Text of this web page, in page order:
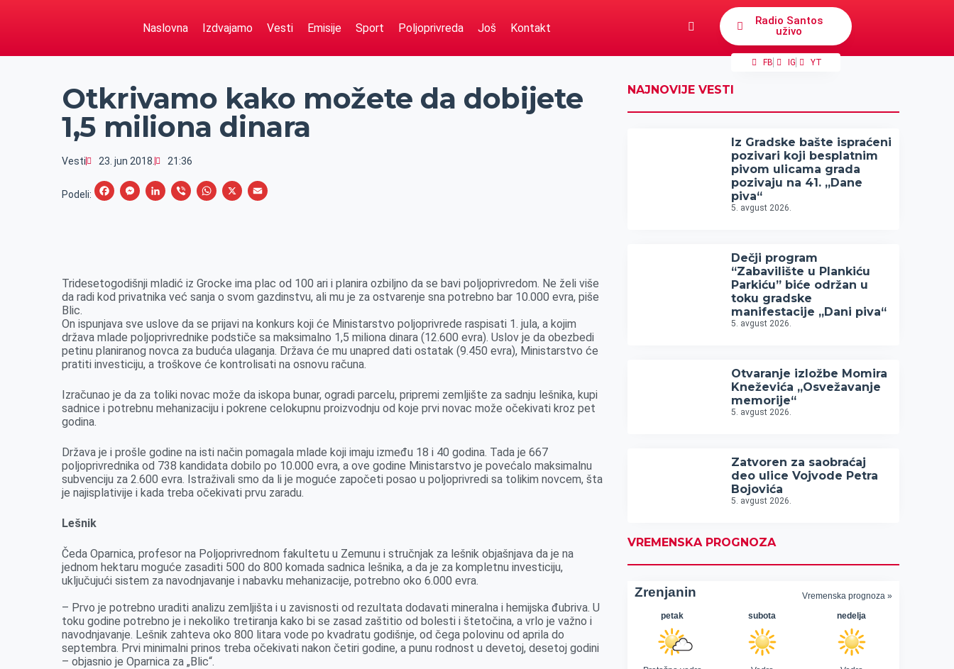
Naslovna Izdvajamo Vesti Emisije Sport Poljoprivreda Još Kontakt
Radio Santos
uživo
FB IG YT
Otkrivamo kako možete da dobijete
1,5 miliona dinara
Vesti 23. jun 2018. 21:36
Podeli:
F
o
k
M
n
e
r
L
d
n
V
W
A
p
X
Tridesetogodišnji mladić iz Grocke ima plac od 100 ari i planira ozbiljno da se bavi poljoprivredom. Ne želi više
da radi kod privatnika već sanja o svom gazdinstvu, ali mu je za ostvarenje sna potrebno bar 10.000 evra, piše
Blic.
On ispunjava sve uslove da se prijavi na konkurs koji će Ministarstvo poljoprivrede raspisati 1. jula, a kojim
država mlade poljoprivrednike podstiče sa maksimalno 1,5 miliona dinara (12.600 evra). Uslov je da obezbedi
petinu planiranog novca za buduća ulaganja. Država će mu unapred dati ostatak (9.450 evra), Ministarstvo će
pratiti investiciju, a troškove će kontrolisati na osnovu računa.
Izračunao je da za toliki novac može da iskopa bunar, ogradi parcelu, pripremi zemljište za sadnju lešnika, kupi
sadnice i potrebnu mehanizaciju i pokrene celokupnu proizvodnju od koje prvi novac može očekivati kroz pet
godina.
Država je i prošle godine na isti način pomagala mlade koji imaju između 18 i 40 godina. Tada je 667
poljoprivrednika od 738 kandidata dobilo po 10.000 evra, a ove godine Ministarstvo je povećalo maksimalnu
subvenciju za 2.600 evra. Istraživali smo da li je moguće započeti posao u poljoprivredi sa tolikim novcem, šta
je najisplativije i kada treba očekivati prvu zaradu.
Lešnik
Čeda Oparnica, profesor na Poljoprivrednom fakultetu u Zemunu i stručnjak za lešnik objašnjava da je na
jednom hektaru moguće zasaditi 500 do 800 komada sadnica lešnika, a da je za kompletnu investiciju,
uključujući sistem za navodnjavanje i nabavku mehanizacije, potrebno oko 6.000 evra.
– Prvo je potrebno uraditi analizu zemljišta i u zavisnosti od rezultata dodavati mineralna i hemijska đubriva. U
toku godine potrebno je i nekoliko tretiranja kako bi se zasad zaštitio od bolesti i štetočina, a vrlo je važno i
navodnjavanje. Lešnik zahteva oko 800 litara vode po kvadratu godišnje, od čega polovinu od aprila do
septembra. Prvi minimalni prinos treba očekivati nakon četiri godine, a punu rodnost u devetoj, desetoj godini
– objasnio je Oparnica za „Blic“.
NAJNOVIJE VESTI
Iz Gradske bašte ispraćeni
pozivari koji besplatnim
pivom ulicama grada
pozivaju na 41. „Dane
piva“
5. avgust 2026.
Dečji program
“Zabavilište u Plankiću
Parkiću” biće održan u
toku gradske
manifestacije „Dani piva“
5. avgust 2026.
Otvaranje izložbe Momira
Kneževića „Osvežavanje
memorije“
5. avgust 2026.
Zatvoren za saobraćaj
deo ulice Vojvode Petra
Bojovića
5. avgust 2026.
VREMENSKA PROGNOZA